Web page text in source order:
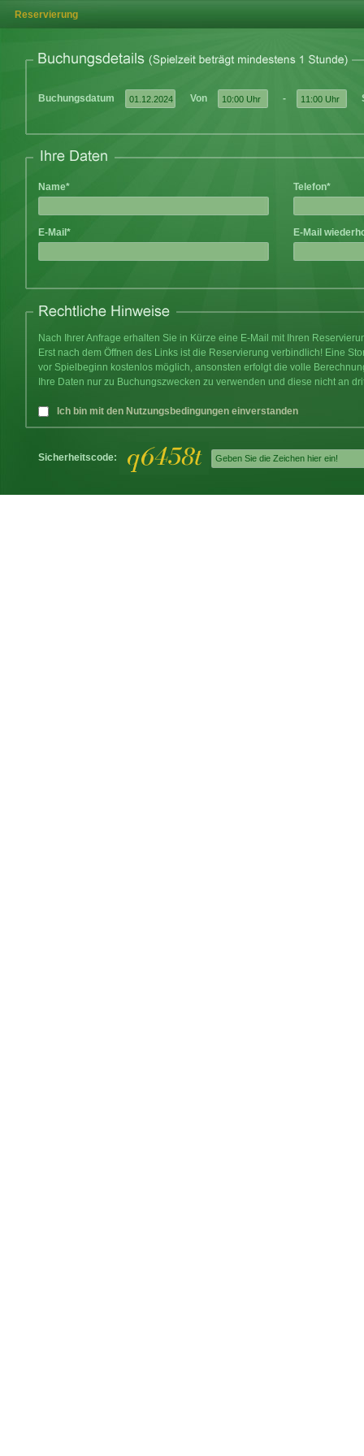
Reservierung
Buchungsdatum Von -
Name* Telefon*
E-Mail* E-Mail
Nach Ihrer Anfrage erhalten Sie in Kürze eine E-Mail mit Ihren
Erst nach dem Öffnen des Links ist die Reservierung verbindlich! Eine
vor Spielbeginn kostenlos möglich, ansonsten erfolgt die volle
Ihre Daten nur zu Buchungszwecken zu verwenden und diese nicht an
Ich bin mit den Nutzungsbedingungen einverstanden
Sicherheitscode: